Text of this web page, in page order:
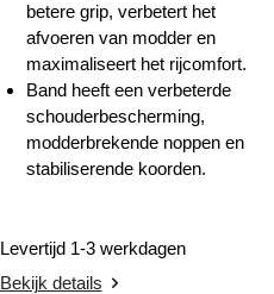
betere grip, verbetert het
afvoeren van modder en
maximaliseert het rijcomfort.
Band heeft een verbeterde
schouderbescherming,
modderbrekende noppen en
stabiliserende koorden.
Levertijd 1-3 werkdagen
Bekijk details